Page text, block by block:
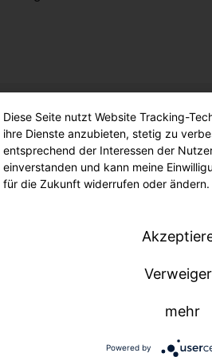
Ihre
Diese Seite nutzt Website Tracking-
ihre Dienste anzubieten, stetig zu
entsprechend der Interessen der
einverstanden und kann meine
für die Zukunft widerrufen oder ändern.
mehr
Powered by